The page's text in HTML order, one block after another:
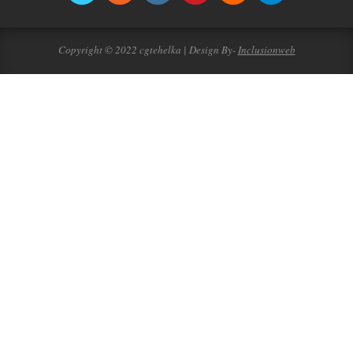
Copyright © 2022 cgtehelka | Design By-Inclusionweb